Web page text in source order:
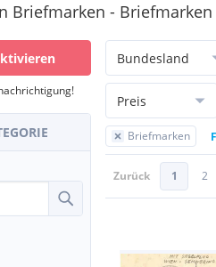
Briefmarken - Briefmarken
Bundesland
Preis
Briefmarken
Zurück 1 2